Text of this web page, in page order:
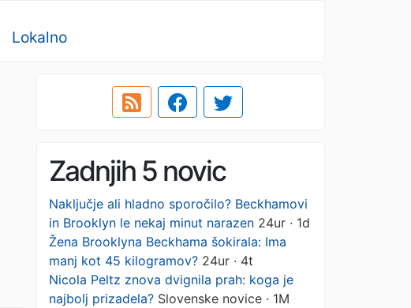
Lokalno
Zadnjih 5 novic
Naključje ali hladno sporočilo? Beckhamovi
in Brooklyn le nekaj minut narazen 24ur · 1d
Žena Brooklyna Beckhama šokirala: Ima
manj kot 45 kilogramov? 24ur · 4t
Nicola Peltz znova dvignila prah: koga je
najbolj prizadela? Slovenske novice · 1M